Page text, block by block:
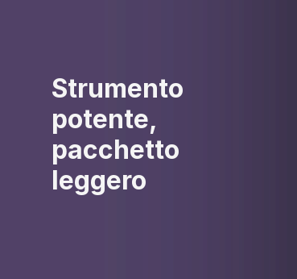
Strumento
potente,
pacchetto
leggero